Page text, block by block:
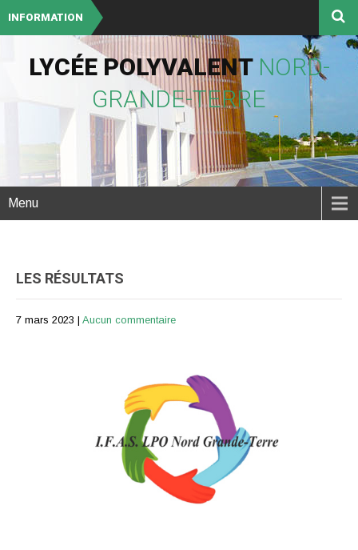
INFORMATION
LYCÉE POLYVALENT NORD-
GRANDE-TERRE
Menu
LES RÉSULTATS
7 mars 2023 | Aucun commentaire